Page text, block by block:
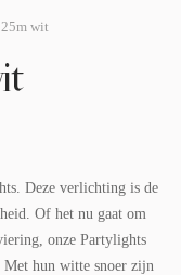
wit
Deze verlichting is de
Of het nu gaat om
onze Partylights
Met hun witte snoer zijn